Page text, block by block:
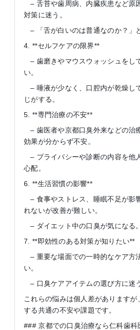
– 舌苔や歯周病、内臓疾患など原
対策に迷う。
– 「舌が白いのは普通なのか？」
4. **セルフケアの限界**
– 歯磨きやマウスウォッシュをし
い。
– 唾液が少なく、口腔内が乾燥し
じがする。
5. **専門治療の不安**
– 歯医者や京都口臭外来などの治
効果が分からず不安。
– プライバシーや診断の内容を他
心配。
6. **生活習慣の影響**
– 食事やストレス、睡眠不足が影
れないが改善が難しい。
– ダイエット中の口臭が気になる。
7. **即効性のある対策が知りたい**
– 重要な場面での一時的なケア方
い。
– 口臭ケアアイテムの選び方に迷
これらの悩みは個人差があります
する共通の不安や課題です。
### 京都での口臭治療なら仁科歯科